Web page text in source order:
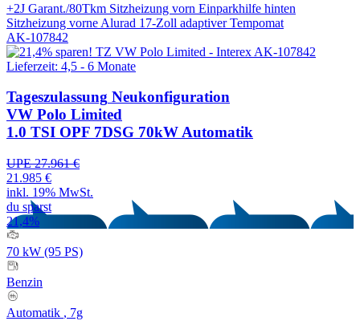
+2J Garant./80Tkm Sitzheizung vorn Einparkhilfe hinten
Sitzheizung vorne Alurad 17-Zoll adaptiver Tempomat
AK-107842
Lieferzeit: 4,5 - 6 Monate
Tageszulassung Neukonfiguration
VW Polo Limited
1.0 TSI OPF 7DSG 70kW Automatik
UPE 27.961 €
21.985 €
inkl. 19% MwSt.
du sparst
21,4%
70 kW (95 PS)
Benzin
Automatik , 7g